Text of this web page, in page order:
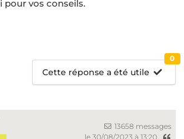
pour vos conseils.
Cette réponse a été utile
0
13658 messages
le 30/08/2023 à 13:20